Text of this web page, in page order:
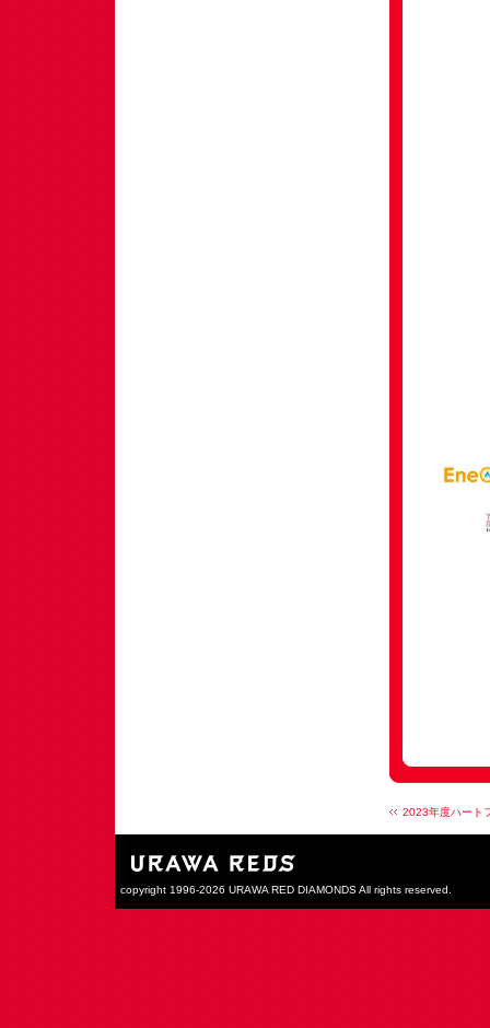
2023年度ハート
copyright 1996-2026 URAWA RED DIAMONDS All rights reserved.